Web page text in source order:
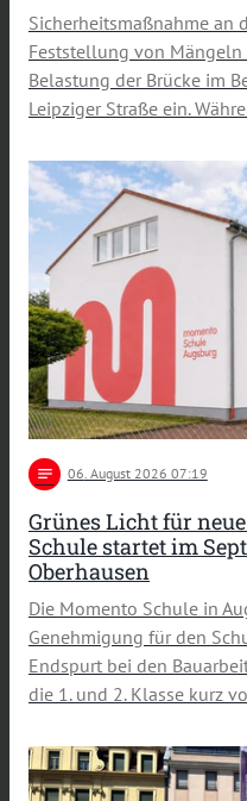
Sicherheitsmaßnahme an
Feststellung von
Belastung der Brücke im
Leipziger Straße ein.
notes 06. August 2026 07:19
Grünes Licht für
Schule startet im
Oberhausen
Die Momento Schule in
Genehmigung für den
Endspurt bei den
die 1. und 2. Klasse kurz